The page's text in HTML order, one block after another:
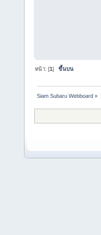
หน้า: [1]ขึ้นบน
Siam Subaru Webboard »